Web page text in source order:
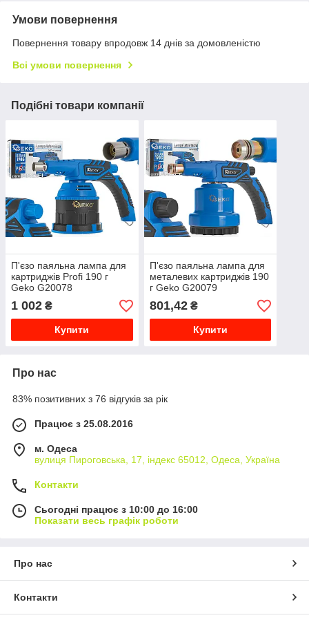
Умови повернення
Повернення товару впродовж 14 днів за домовленістю
Всі умови повернення
Подібні товари компанії
П'єзо паяльна лампа для
картриджів Profi 190 г
Geko G20078
1 002 ₴
Купити
П'єзо паяльна лампа для
металевих картриджів 190
г Geko G20079
801,42₴
Купити
Про нас
83% позитивних з 76 відгуків за рік
Працює з 25.08.2016
м. Одеса
вулиця Пироговська, 17, індекс 65012, Одеса, Україна
Контакти
Сьогодні працює з 10:00 до 16:00
Показати весь графік роботи
Про нас
Контакти